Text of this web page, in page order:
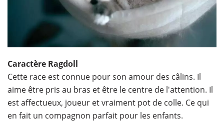
Caractère Ragdoll
Cette race est connue pour son amour des câlins. Il
aime être pris au bras et être le centre de l'attention. Il
est affectueux, joueur et vraiment pot de colle. Ce qui
en fait un compagnon parfait pour les enfants.